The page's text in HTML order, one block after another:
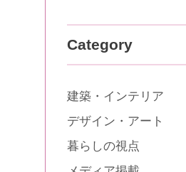
Category
建築・インテリア
デザイン・アート
暮らしの視点